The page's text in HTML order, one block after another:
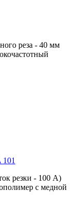
реза - 40 мм
резки - 100 А)
с медной